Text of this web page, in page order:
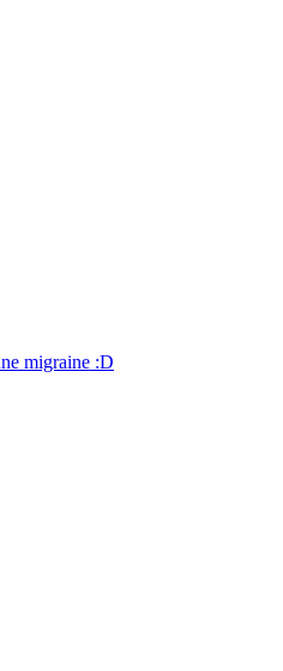
migraine :D